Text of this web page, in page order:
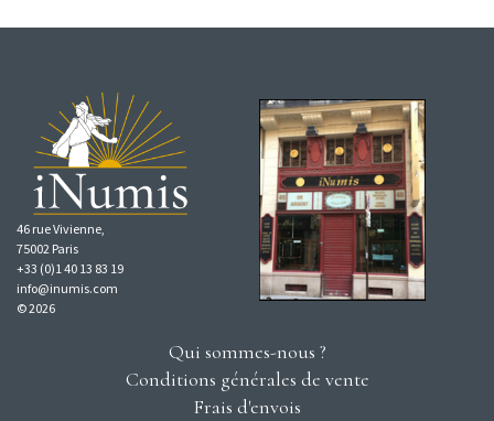
46 rue Vivienne,
75002 Paris
+33 (0)1 40 13 83 19
info@inumis.com
© 2026
Qui sommes-nous ?
Conditions générales de vente
Frais d'envois